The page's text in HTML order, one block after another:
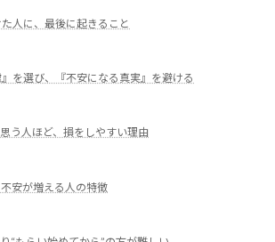
人に、最後に起きること
を選び、『不安になる真実』を避ける
う人ほど、損をしやすい理由
安が増える人の特徴